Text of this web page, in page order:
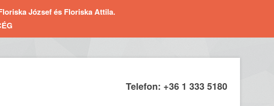
József és Floriska Attila.
Telefon: +36 1 333 5180